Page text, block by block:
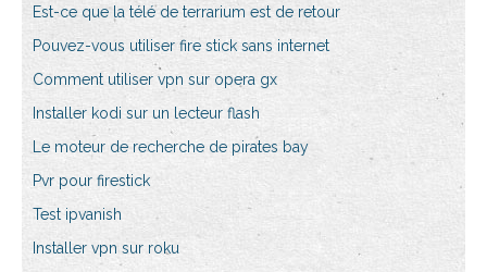
Est-ce que la télé de terrarium est de retour
Pouvez-vous utiliser fire stick sans internet
Comment utiliser vpn sur opera gx
Installer kodi sur un lecteur flash
Le moteur de recherche de pirates bay
Pvr pour firestick
Test ipvanish
Installer vpn sur roku